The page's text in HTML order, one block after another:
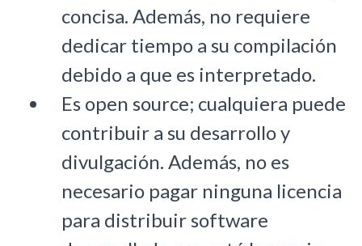
concisa. Además, no requiere
dedicar tiempo a su compilación
debido a que es interpretado.
Es open source; cualquiera puede
contribuir a su desarrollo y
divulgación. Además, no es
necesario pagar ninguna licencia
para distribuir software